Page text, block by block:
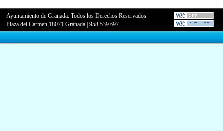
Ayuntamiento de Granada. Todos los Derechos Reservados.
Plaza del Carmen,18071 Granada |958 539 697